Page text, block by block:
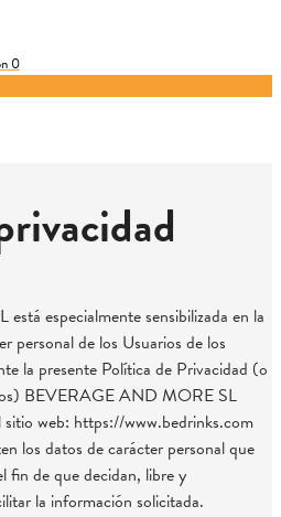
0
especialmente sensibilizada en la
personal de los Usuarios de los
la presente Política de Privacidad (o
BEVERAGE AND MORE SL
web: https://www.bedrinks.com
los datos de carácter personal que
fin de que decidan, libre y
la información solicitada.